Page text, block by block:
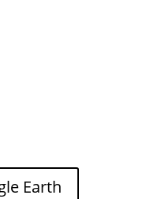
Earth